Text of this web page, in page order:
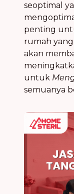
seoptimal
penting
rumah
akan
untuk
semuanya